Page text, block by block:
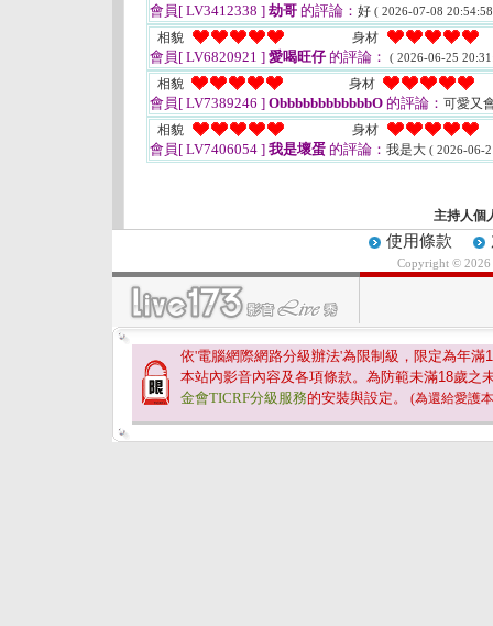
會員[ LV3412338 ] 劫哥 的評論： 好 ( 2026-07-08
相貌 身材
會員[ LV6820921 ] 愛喝旺仔的評論： ( 2026-06-25
相貌 身材
會員[ LV7389246 ] ObbbbbbbbbbbbO 的評論： 可愛又
相貌
身材
會員[ LV7406054 ] 我是壞蛋 的評論： 我是大 ( 2026-06-
主持人個
使用條款
Copyright ©
依'電腦網際網路分級辦法'為限制級，限定為年滿
本站內影音內容及各項條款。為防範未滿18歲之
金會TICRF分級服務的安裝與設定。 (為還給愛護